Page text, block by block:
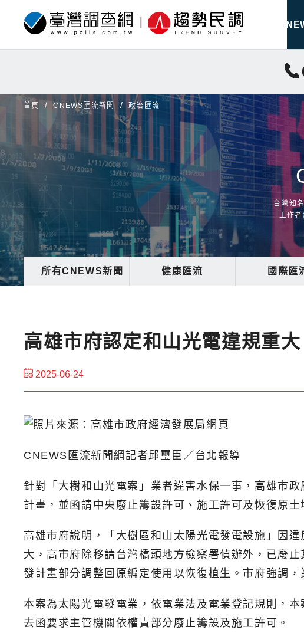
首頁 CNEWS匯流新聞 政治匯流
台灣知
工作
所有CNEWS新聞 健康匯流 國際匯
高雄市府認定和山光電違規重
2025-06-24
CNEWS匯流新聞網記者邱璽臣／台北報導
針對「大樹和山光電案」業者違害水保一事，高雄市
計畫，並函請中央廢止籌設許可、施工許可及恢復原土
高雄市府說明，「大樹區和山太陽光電發電設施」因
大，高市府除移請台灣橋頭地方檢察署偵辦外，已廢
發計畫部分調整回原編定使用以恢復植生。市府強調
本案為太陽光電發電業，依電業法及電業登記規則，
去函要求主管機關依權責部分廢止籌設及施工許可。